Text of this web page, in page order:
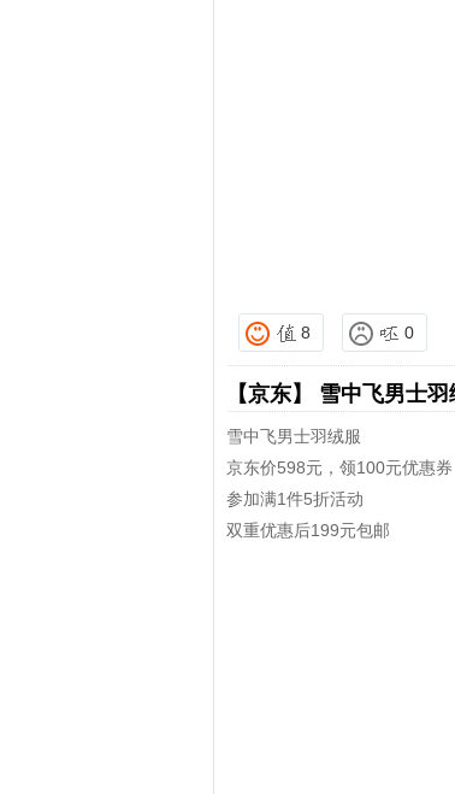
8 0
【京东】 雪中飞男士羽
雪中飞男士羽绒服
京东价598元，领100元优惠券
参加满1件5折活动
双重优惠后199元包邮